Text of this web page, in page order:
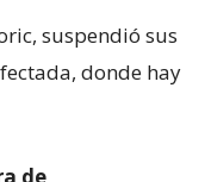
suspendió sus
donde hay
de